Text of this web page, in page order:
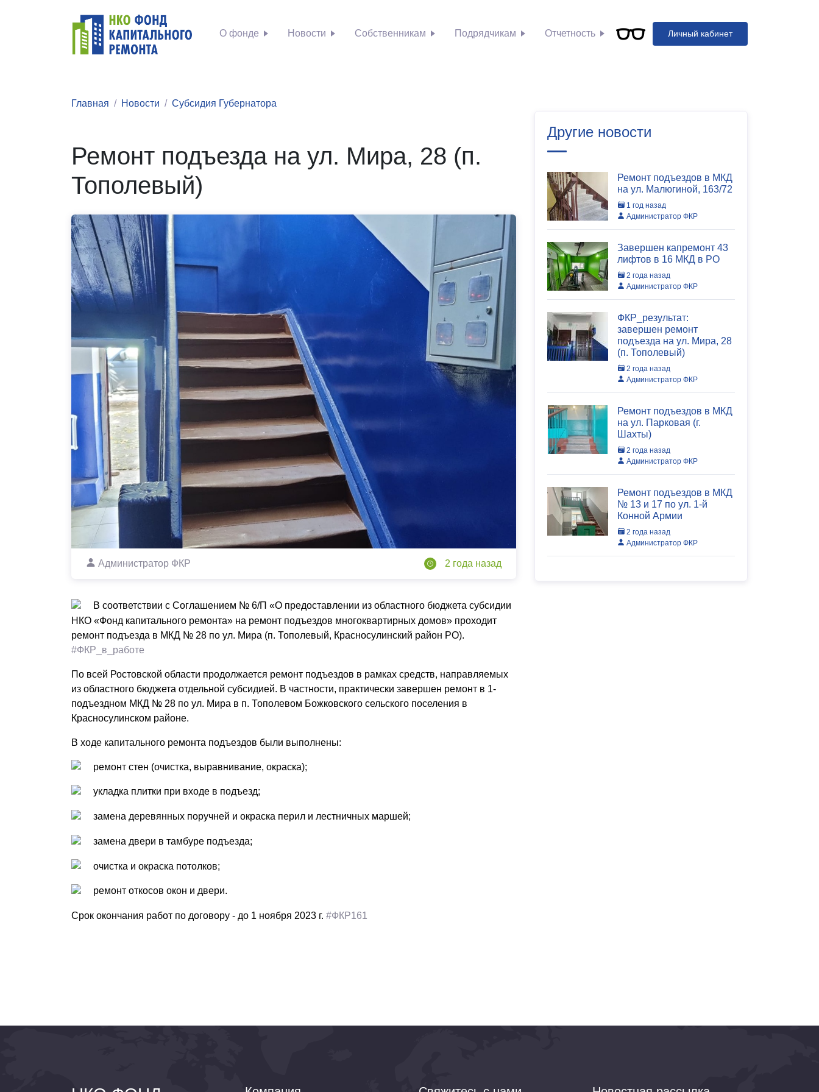
О фонде Новости Собственникам Подрядчикам Отчетность Личный кабинет
Главная Новости Субсидия Губернатора
Ремонт подъезда на ул. Мира, 28 (п.
Тополевый)
Администратор ФКР 2 года назад
В соответствии с Соглашением № 6/П «О предоставлении из областного бюджета субсидии
НКО «Фонд капитального ремонта» на ремонт подъездов многоквартирных домов» проходит
ремонт подъезда в МКД № 28 по ул. Мира (п. Тополевый, Красносулинский район РО).
#ФКР_в_работе
По всей Ростовской области продолжается ремонт подъездов в рамках средств, направляемых
из областного бюджета отдельной субсидией. В частности, практически завершен ремонт в 1-
подъездном МКД № 28 по ул. Мира в п. Тополевом Божковского сельского поселения в
Красносулинском районе.
В ходе капитального ремонта подъездов были выполнены:
ремонт стен (очистка, выравнивание, окраска);
укладка плитки при входе в подъезд;
замена деревянных поручней и окраска перил и лестничных маршей;
замена двери в тамбуре подъезда;
очистка и окраска потолков;
ремонт откосов окон и двери.
Срок окончания работ по договору - до 1 ноября 2023 г. #ФКР161
Другие новости
Ремонт подъездов в МКД
на ул. Малюгиной, 163/72
1 год назад
Администратор ФКР
Завершен капремонт 43
лифтов в 16 МКД в РО
2 года назад
Администратор ФКР
ФКР_результат:
завершен ремонт
подъезда на ул. Мира, 28
(п. Тополевый)
2 года назад
Администратор ФКР
Ремонт подъездов в МКД
на ул. Парковая (г.
Шахты)
2 года назад
Администратор ФКР
Ремонт подъездов в МКД
№ 13 и 17 по ул. 1-й
Конной Армии
2 года назад
Администратор ФКР